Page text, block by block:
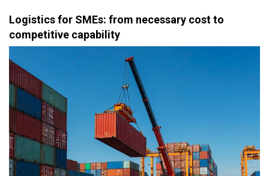
Logistics for SMEs: from necessary cost to
competitive capability